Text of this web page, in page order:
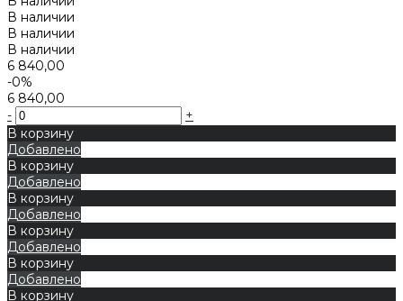
В наличии
В наличии
В наличии
6 840,00
-0%
6 840,00
-
+
В корзину
Добавлено
В корзину
Добавлено
В корзину
Добавлено
В корзину
Добавлено
В корзину
Добавлено
В корзину